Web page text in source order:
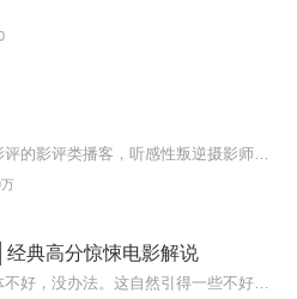
经典高分惊悚电影解说